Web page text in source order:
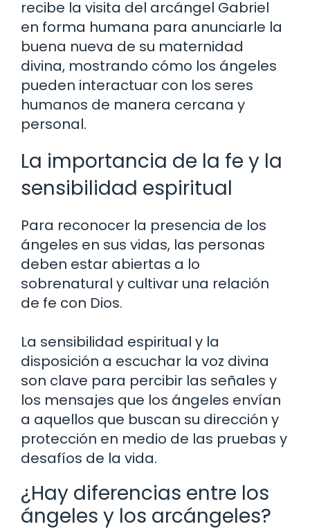
recibe la visita del arcángel Gabriel
en forma humana para anunciarle la
buena nueva de su maternidad
divina, mostrando cómo los ángeles
pueden interactuar con los seres
humanos de manera cercana y
personal.
La importancia de la fe y la
sensibilidad espiritual
Para reconocer la presencia de los
ángeles en sus vidas, las personas
deben estar abiertas a lo
sobrenatural y cultivar una relación
de fe con Dios.
La sensibilidad espiritual y la
disposición a escuchar la voz divina
son clave para percibir las señales y
los mensajes que los ángeles envían
a aquellos que buscan su dirección y
protección en medio de las pruebas y
desafíos de la vida.
¿Hay diferencias entre los
ángeles y los arcángeles?